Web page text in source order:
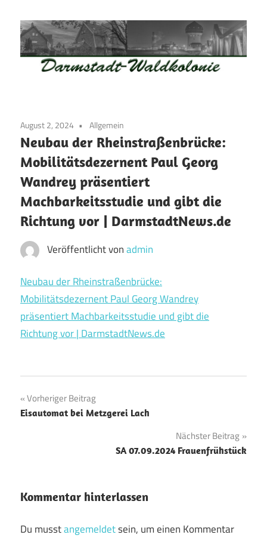
Inhalt
springen
Darmstadt
Altstadt
der
Weststadt
–
Darmstadt
August 2, 2024 Allgemein
Neubau der Rheinstraßenbrücke:
Mobilitätsdezernent Paul Georg
Wandrey präsentiert
Machbarkeitsstudie und gibt die
Richtung vor | DarmstadtNews.de
Veröffentlicht vonadmin
Neubau der Rheinstraßenbrücke:
Mobilitätsdezernent Paul Georg Wandrey
präsentiert Machbarkeitsstudie und gibt die
Richtung vor | DarmstadtNews.de
Beitragsnavigation
Vorheriger Beitrag
Eisautomat bei Metzgerei Lach
Nächster Beitrag
SA 07.09.2024 Frauenfrühstück
Kommentar hinterlassen
Du musstangemeldetsein, um einen Kommentar